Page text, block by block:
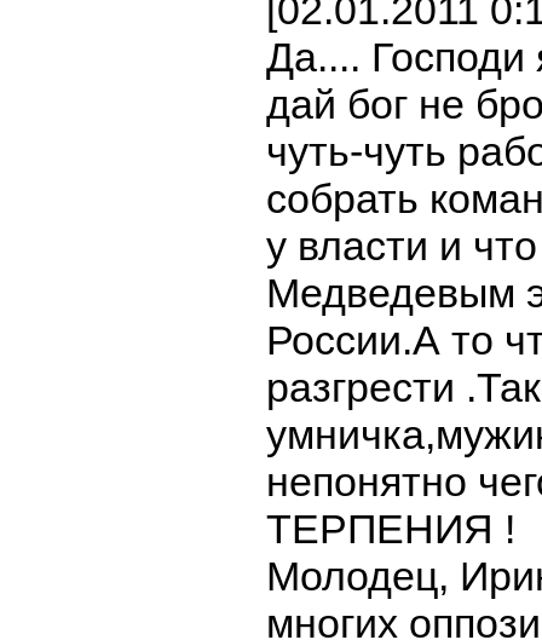
[02.01.2011
Да....
дай бог не
чуть-чуть
собрать
у власти и
Медведевым
России.А то
разгрести
непонятно
ТЕРПЕНИЯ !
Молодец,
многих